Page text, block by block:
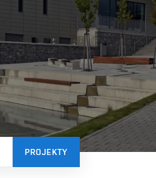
PROJEKTY